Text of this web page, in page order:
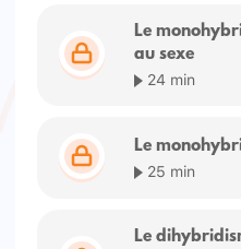
Le
au sexe
24 min
Le
25 min
Le